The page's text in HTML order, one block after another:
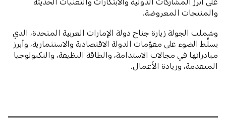
والمنتجات المعروضة.
وشملت الجولة زيارة جناح دولة الإمارات العربية المتحدة، الذي
يسلِّط الضوء على مقوّمات الدولة الاقتصادية والاستثمارية، وأبرز
مبادراتها في مجالات الاستدامة، والطاقة النظيفة، والتكنولوجيا
المتقدمة، وريادة الأعمال.